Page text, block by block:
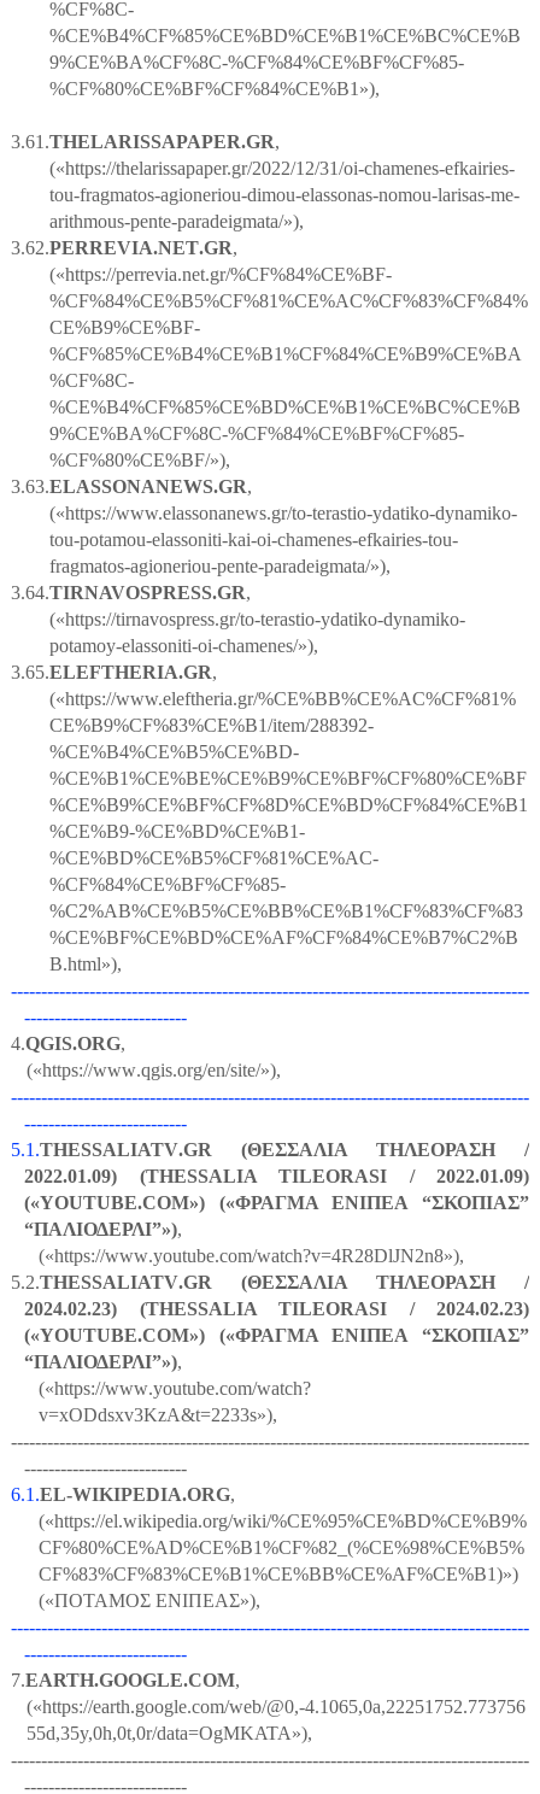
%CF%8C-
%CE%B4%CF%85%CE%BD%CE%B1%CE%BC%CE%B
9%CE%BA%CF%8C-%CF%84%CE%BF%CF%85-
%CF%80%CE%BF%CF%84%CE%B1»),
3.61.THELARISSAPAPER.GR,
(«https://thelarissapaper.gr/2022/12/31/oi-chamenes-efkairies-
tou-fragmatos-agioneriou-dimou-elassonas-nomou-larisas-me-
arithmous-pente-paradeigmata/»),
3.62.PERREVIA.NET.GR,
(«https://perrevia.net.gr/%CF%84%CE%BF-
%CF%84%CE%B5%CF%81%CE%AC%CF%83%CF%84%
CE%B9%CE%BF-
%CF%85%CE%B4%CE%B1%CF%84%CE%B9%CE%BA
%CF%8C-
%CE%B4%CF%85%CE%BD%CE%B1%CE%BC%CE%B
9%CE%BA%CF%8C-%CF%84%CE%BF%CF%85-
%CF%80%CE%BF/»),
3.63.ELASSONANEWS.GR,
(«https://www.elassonanews.gr/to-terastio-ydatiko-dynamiko-
tou-potamou-elassoniti-kai-oi-chamenes-efkairies-tou-
fragmatos-agioneriou-pente-paradeigmata/»),
3.64.TIRNAVOSPRESS.GR,
(«https://tirnavospress.gr/to-terastio-ydatiko-dynamiko-
potamoy-elassoniti-oi-chamenes/»),
3.65.ELEFTHERIA.GR,
(«https://www.eleftheria.gr/%CE%BB%CE%AC%CF%81%
CE%B9%CF%83%CE%B1/item/288392-
%CE%B4%CE%B5%CE%BD-
%CE%B1%CE%BE%CE%B9%CE%BF%CF%80%CE%BF
%CE%B9%CE%BF%CF%8D%CE%BD%CF%84%CE%B1
%CE%B9-%CE%BD%CE%B1-
%CE%BD%CE%B5%CF%81%CE%AC-
%CF%84%CE%BF%CF%85-
%C2%AB%CE%B5%CE%BB%CE%B1%CF%83%CF%83
%CE%BF%CE%BD%CE%AF%CF%84%CE%B7%C2%B
B.html»),
--------------------------------------------------------------------------------------
---------------------------
4.QGIS.ORG,
(«https://www.qgis.org/en/site/»),
--------------------------------------------------------------------------------------
---------------------------
5.1.THESSALIATV.GR
(ΘΕΣΣΑΛΙΑ ΤΗΛΕΟΡΑΣΗ /
2022.01.09) (THESSALIA TILEORASI / 2022.01.09)
(«YOUTUBE.COM») («ΦΡΑΓΜΑ ΕΝΙΠΕΑ “ΣΚΟΠΙΑΣ”
“ΠΑΛΙΟΔΕΡΛΙ”»),
(«https://www.youtube.com/watch?v=4R28DlJN2n8»),
5.2.THESSALIATV.GR (ΘΕΣΣΑΛΙΑ ΤΗΛΕΟΡΑΣΗ /
2024.02.23) (THESSALIA TILEORASI / 2024.02.23)
(«YOUTUBE.COM») («ΦΡΑΓΜΑ ΕΝΙΠΕΑ “ΣΚΟΠΙΑΣ”
“ΠΑΛΙΟΔΕΡΛΙ”»),
(«https://www.youtube.com/watch?
v=xODdsxv3KzA&t=2233s»),
--------------------------------------------------------------------------------------
---------------------------
6.1.EL-WIKIPEDIA.ORG,
(«https://el.wikipedia.org/wiki/%CE%95%CE%BD%CE%B9%
CF%80%CE%AD%CE%B1%CF%82_(%CE%98%CE%B5%
CF%83%CF%83%CE%B1%CE%BB%CE%AF%CE%B1)»)
(«ΠΟΤΑΜΟΣ ΕΝΙΠΕΑΣ»),
--------------------------------------------------------------------------------------
---------------------------
7.EARTH.GOOGLE.COM,
(«https://earth.google.com/web/@0,-4.1065,0a,22251752.773756
55d,35y,0h,0t,0r/data=OgMKATA»),
--------------------------------------------------------------------------------------
---------------------------